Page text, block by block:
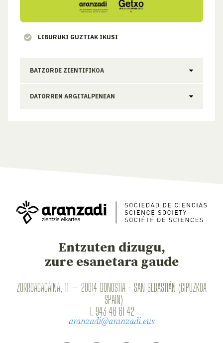
LIBURUKI GUZTIAK IKUSI
BATZORDE ZIENTIFIKOA
DATORREN ARGITALPENEAN
Entzuten dizugu,
zure esanetara gaude
ZORROAGAGAINA, 11 — 20014 DONOSTIA - SAN SEBASTIÁN (GIPUZKOA
· SPAIN)
T. 943 46 61 42
aranzadi@aranzadi.eus